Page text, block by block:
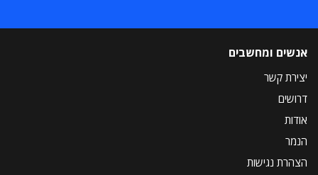
אנשים ומחשבים
יצירת קשר
דרושים
אודות
הנמר
הצהרת נגישות